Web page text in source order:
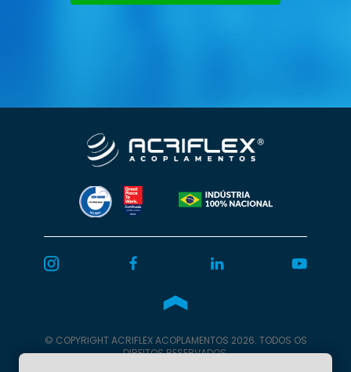
© COPYRIGHTACRIFLEXACOPLAMENTOS 2026. TODOS OS
DIREITOS RESERVADOS.